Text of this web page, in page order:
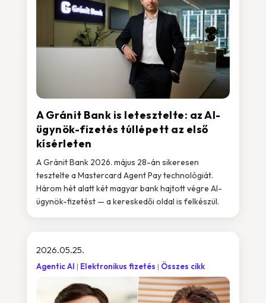
A Gránit Bank is letesztelte: az AI-
ügynök-fizetés túllépett az első
kísérleten
A Gránit Bank 2026. május 28-án sikeresen
tesztelte a Mastercard Agent Pay technológiát.
Három hét alatt két magyar bank hajtott végre AI-
ügynök-fizetést — a kereskedői oldal is felkészül.
2026.05.25.
Agentic AI Elektronikus fizetés Összes cikk